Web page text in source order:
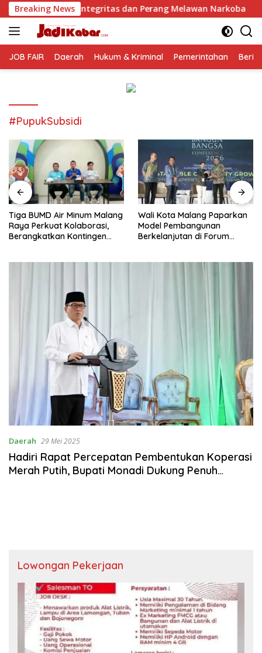
Langsung
ke
konten
Breaking News
dan Perang Melawan Narkoba Tiga BUMD
JOB FAIR Daerah Hukum & Kriminal Pemerintahan
#PupukSubsidi
Tiga BUMD Air Minum Malang
Raya Perkuat Kolaborasi,
Berangkatkan Kontingen
Wali Kota Malang Paparkan
Model Pembangunan
Berkelanjutan di Forum
Daerah 29 Mei 2025
Hadiri Rapat Percepatan Pembentukan Koperasi
Merah Putih, Bupati Monadi Dukung Penuh
Lowongan Pekerjaan